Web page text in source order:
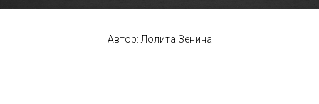
Автор: Лолита Зенина